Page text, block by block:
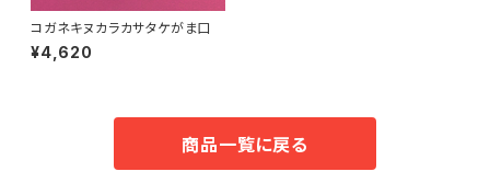
コガネキヌカラカサタケがま口
¥4,620
商品一覧に戻る